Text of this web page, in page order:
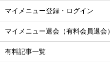
マイメニュー登録・ログイン
マイメニュー退会（有料会員退会）
有料記事一覧